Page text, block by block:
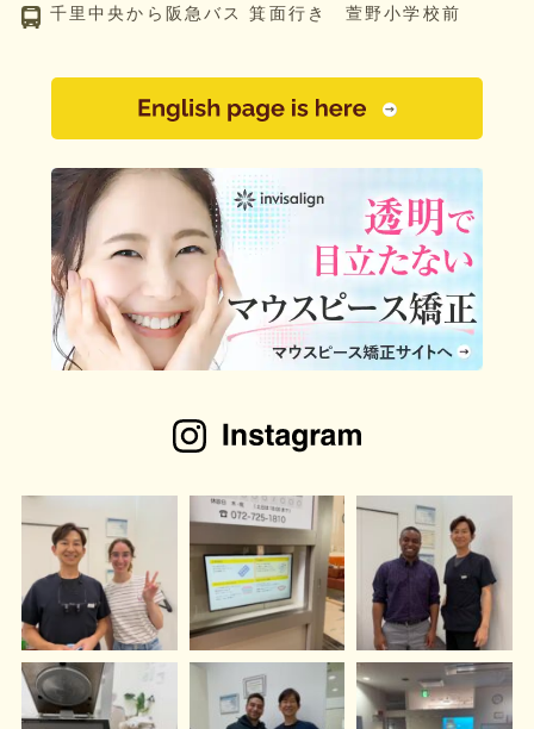
千里中央から阪急バス 箕面行き 萱野小学校前